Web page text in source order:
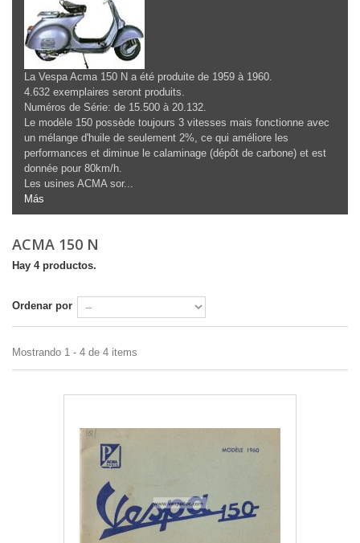
La Vespa Acma 150 N a été produite de 1959 à 1960.
4.632 exemplaires seront produits.
Numéros de Série: de 15.500 à 20.132.
Le modèle 150 possède toujours 3 vitesses mais fonctionne avec
un mélange d'huile de seulement 2%, ce qui améliore les
performances et diminue le calaminage (dépôt de carbone) et est
donnée pour 80km/h.
Les usines ACMA sor...
Más
ACMA 150 N
Hay 4 productos.
Ordenar por
Mostrando 1 - 4 de 4 items